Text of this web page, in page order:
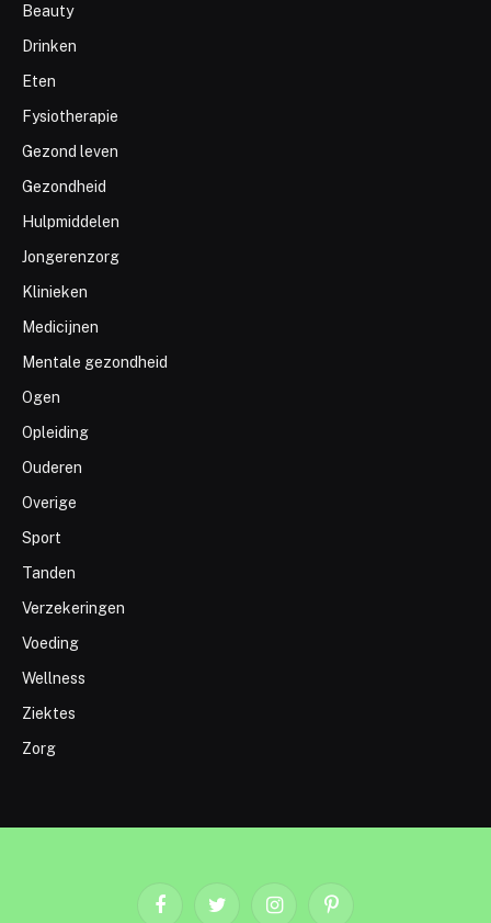
Beauty
Drinken
Eten
Fysiotherapie
Gezond leven
Gezondheid
Hulpmiddelen
Jongerenzorg
Klinieken
Medicijnen
Mentale gezondheid
Ogen
Opleiding
Ouderen
Overige
Sport
Tanden
Verzekeringen
Voeding
Wellness
Ziektes
Zorg
FacebookTwitter InstagramPinterest